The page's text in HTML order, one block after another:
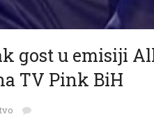
gost u emisiji
TV Pink BiH